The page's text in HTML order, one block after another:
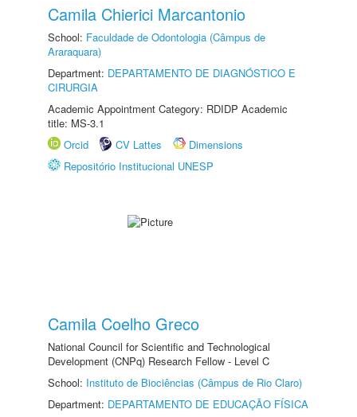
Camila Chierici Marcantonio
School: Faculdade de Odontologia (Câmpus de
Araraquara)
Department: DEPARTAMENTO DE DIAGNÓSTICO E
CIRURGIA
Academic Appointment Category: RDIDP Academic
title: MS-3.1
Orcid
CV Lattes
Dimensions
Repositório Institucional UNESP
Camila Coelho Greco
National Council for Scientific and Technological
Development (CNPq) Research Fellow - Level C
School: Instituto de Biociências (Câmpus de Rio Claro)
Department: DEPARTAMENTO DE EDUCAÇÃO FÍSICA